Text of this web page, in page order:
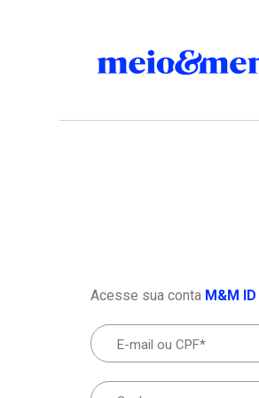
Acesse sua conta M&M ID